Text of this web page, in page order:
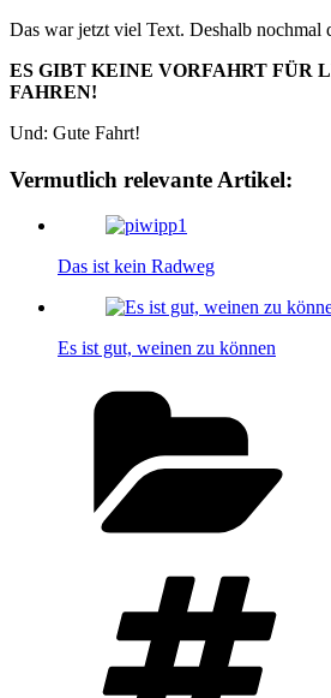
Das war jetzt viel Text. Deshalb nochmal
ES GIBT KEINE VORFAHRT FÜR
FAHREN!
Und: Gute Fahrt!
Vermutlich relevante Artikel:
Das ist kein Radweg
Es ist gut, weinen zu können